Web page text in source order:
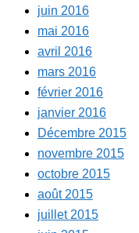
juin 2016
mai 2016
avril 2016
mars 2016
février 2016
janvier 2016
Décembre 2015
novembre 2015
octobre 2015
août 2015
juillet 2015